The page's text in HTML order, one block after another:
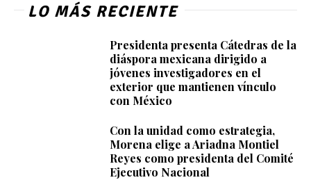
LO MÁS RECIENTE
Presidenta presenta Cátedras de la
diáspora mexicana dirigido a
jóvenes investigadores en el
exterior que mantienen vínculo
con México
Con la unidad como estrategia,
Morena elige a Ariadna Montiel
Reyes como presidenta del Comité
Ejecutivo Nacional